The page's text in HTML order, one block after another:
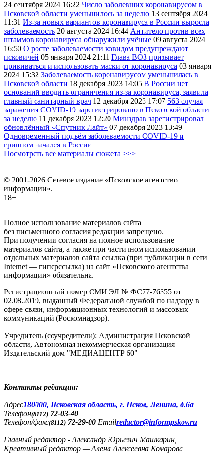
24 сентября 2024 16:22 Число заболевших коронавирусом в
Псковской области уменьшилось за неделю 13 сентября 2024
11:31 Из-за новых вариантов коронавируса в России выросла
заболеваемость 20 августа 2024 16:44 Антитело против всех
штаммов коронавируса обнаружили учёные 09 августа 2024
16:50 О росте заболеваемости ковидом предупреждают
псковичей 05 января 2024 21:11 Глава ВОЗ призывает
прививаться и использовать маски от коронавируса 03 января
2024 15:32 Заболеваемость коронавирусом уменьшилась в
Псковской области 18 декабря 2023 14:05 В России нет
оснований вводить ограничения из-за коронавируса, заявила
главный санитарный врач 12 декабря 2023 17:07 563 случая
заражения COVID-19 зарегистрировано в Псковской области
за неделю 11 декабря 2023 12:20 Минздрав зарегистрировал
обновлённый «Спутник Лайт» 07 декабря 2023 13:49
Одновременный подъём заболеваемости COVID-19 и
гриппом начался в России
Посмотреть все материалы сюжета >>>
© 2001-2026 Сетевое издание «Псковское агентство
информации».
18+
Полное использование материалов сайта
без письменного согласия редакции запрещено.
При получении согласия на полное использование
материалов сайта, а также при частичном использовании
отдельных материалов сайта ссылка (при публикации в сети
Internet — гиперссылка) на сайт «Псковского агентства
информации» обязательна.
Регистрационный номер СМИ ЭЛ № ФС77-76355 от
02.08.2019, выданный Федеральной службой по надзору в
сфере связи, информационных технологий и массовых
коммуникаций (Роскомнадзор).
Учредитель (соучредители): Администрация Псковской
области, Автономная некоммерческая организация
Издательский дом "МЕДИАЦЕНТР 60"
Контакты редакции:
Адреc180000, Псковская область, г. Псков, Ленина, д.6а
Телефон(8112) 72-03-40
Телефон/факс(8112) 72-29-00 Emailredactor@informpskov.ru
Главный редактор - Александр Юрьевич Машкарин,
Креативный редактор — Алена Алексеевна Комарова